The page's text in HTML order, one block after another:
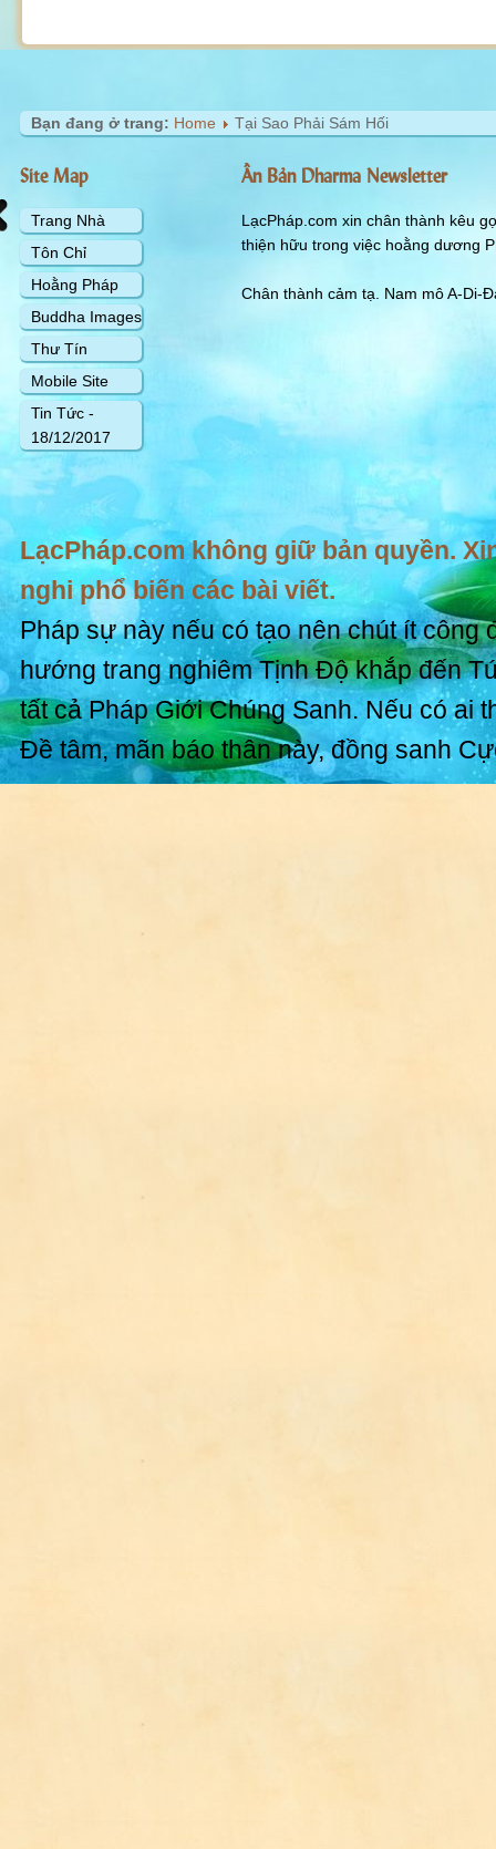
Bạn đang ở trang: Home Tại Sao Phải Sám Hối
Site Map
Trang Nhà
Tôn Chỉ
Hoằng Pháp
Buddha Images
Thư Tín
Mobile Site
Tin Tức -
18/12/2017
Ấn Bản Dharma Newsletter
LạcPháp.com xin chân thành kêu
thiện hữu trong việc hoằng dương
Chân thành cảm tạ. Nam mô A-Di-
LạcPháp.com không giữ bản quyền.
nghi phổ biến các bài viết.
Pháp sự này nếu có tạo nên chút ít công
hướng trang nghiêm Tịnh Độ khắp đến
tất cả Pháp Giới Chúng Sanh. Nếu có ai
Đề tâm, mãn báo thân này, đồng sanh